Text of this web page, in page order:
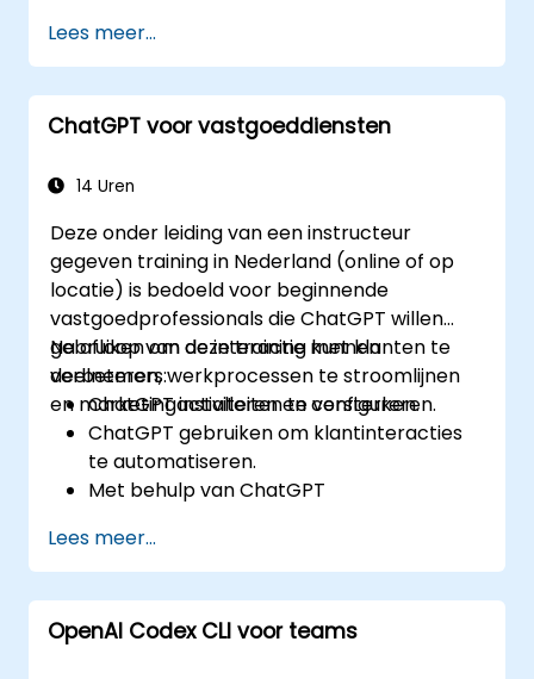
retrieval en evaluatie toe te passen, en
oplossingen gereed te maken voor
productiegebruik.
Lees meer...
ChatGPT voor vastgoeddiensten
14 Uren
Deze onder leiding van een instructeur
gegeven training in Nederland (online of op
locatie) is bedoeld voor beginnende
vastgoedprofessionals die ChatGPT willen
gebruiken om de interactie met klanten te
verbeteren, werkprocessen te stroomlijnen
en marketingactiviteiten te versterken.
Na afloop van deze training kunnen
deelnemers:
ChatGPT installeren en configureren.
ChatGPT gebruiken om klantinteracties
te automatiseren.
Met behulp van ChatGPT
ChatGPT integreren met bestaande
vastgoedbeheertools.
Lees meer...
OpenAI Codex CLI voor teams